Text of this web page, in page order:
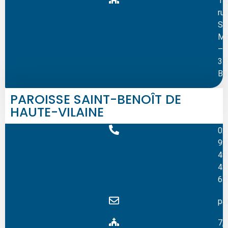
–
PAROISSE SAINT-BENOÎT DE
HAUTE-VILAINE
02
99
49
42
65
7,